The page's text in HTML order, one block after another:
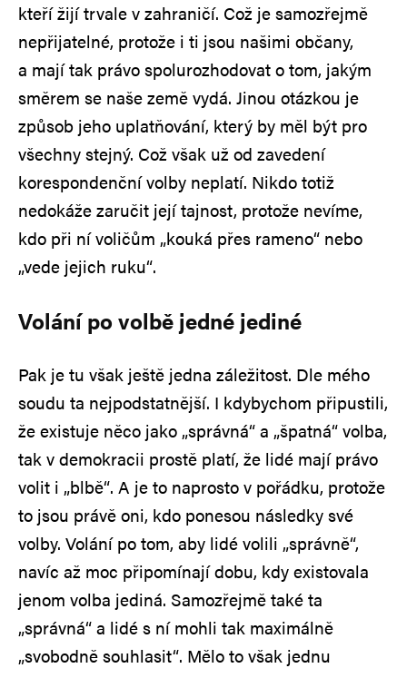
kteří žijí trvale v zahraničí. Což je samozřejmě
nepřijatelné, protože i ti jsou našimi občany,
a mají tak právo spolurozhodovat o tom, jakým
směrem se naše země vydá. Jinou otázkou je
způsob jeho uplatňování, který by měl být pro
všechny stejný. Což však už od zavedení
korespondenční volby neplatí. Nikdo totiž
nedokáže zaručit její tajnost, protože nevíme,
kdo při ní voličům „kouká přes rameno“ nebo
„vede jejich ruku“.
Volání po volbě jedné jediné
Pak je tu však ještě jedna záležitost. Dle mého
soudu ta nejpodstatnější. I kdybychom připustili,
že existuje něco jako „správná“ a „špatná“ volba,
tak v demokracii prostě platí, že lidé mají právo
volit i „blbě“. A je to naprosto v pořádku, protože
to jsou právě oni, kdo ponesou následky své
volby. Volání po tom, aby lidé volili „správně“,
navíc až moc připomínají dobu, kdy existovala
jenom volba jediná. Samozřejmě také ta
„správná“ a lidé s ní mohli tak maximálně
„svobodně souhlasit“. Mělo to však jednu